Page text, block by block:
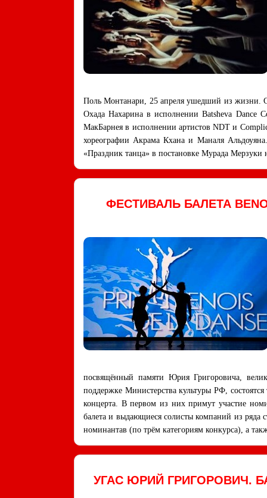
Поль Монтанари, 25 апреля ушедший из жизни.
Охада Нахарина в исполнении Batsheva Dance
МакБарнея в исполнении артистов NDT и
хореографии Акрама Кхана и Маналя
«Праздник танца» в постановке Мурада
ФЕСТИВАЛЬ БАЛЕТА
посвящённый памяти Юрия Григоровича,
поддержке Министерства культуры РФ,
концерта. В первом из них примут участие
балета и выдающиеся солисты компаний из ряда
номинантав (по трём категориям конкурса), а
УГАС ЮРИЙ ГРИГОРОВИЧ.